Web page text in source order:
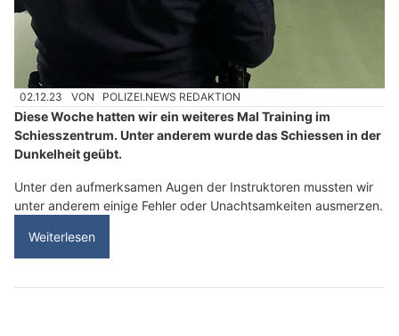
02.12.23 VON POLIZEI.NEWS REDAKTION
Diese Woche hatten wir ein weiteres Mal Training im
Schiesszentrum. Unter anderem wurde das Schiessen in der
Dunkelheit geübt.
Unter den aufmerksamen Augen der Instruktoren mussten wir
unter anderem einige Fehler oder Unachtsamkeiten ausmerzen.
Weiterlesen